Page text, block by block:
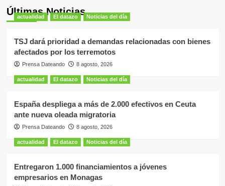
Últimas Noticias
actualidad El datazo Noticias del día
TSJ dará prioridad a demandas relacionadas con bienes
afectados por los terremotos
Prensa Dateando 8 agosto, 2026
actualidad El datazo Noticias del día
España despliega a más de 2.000 efectivos en Ceuta
ante nueva oleada migratoria
Prensa Dateando 8 agosto, 2026
actualidad El datazo Noticias del día
Entregaron 1.000 financiamientos a jóvenes
empresarios en Monagas